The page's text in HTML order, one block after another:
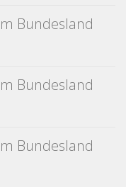
Bundesland
Bundesland
Bundesland